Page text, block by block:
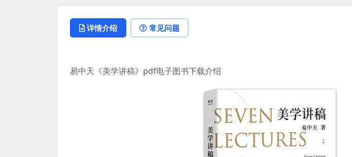
详情介绍 常见问题
易中天《美学讲稿》pdf电子图书下载介绍